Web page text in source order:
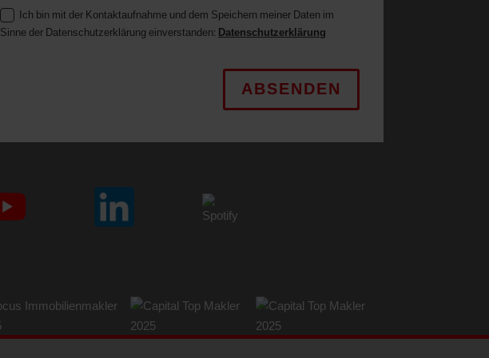
Ich bin mit der Kontaktaufnahme und dem Speichern meiner Daten im
Sinne der Datenschutzerklärung einverstanden: Datenschutzerklärung
ABSENDEN